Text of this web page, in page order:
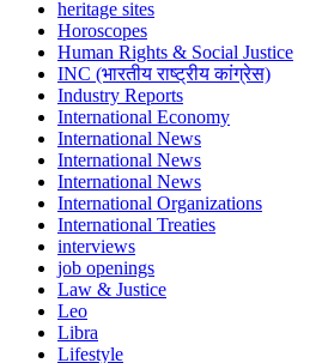
heritage sites
Horoscopes
Human Rights & Social Justice
INC (भारतीय राष्ट्रीय कांग्रेस)
Industry Reports
International Economy
International News
International News
International News
International Organizations
International Treaties
interviews
job openings
Law & Justice
Leo
Libra
Lifestyle